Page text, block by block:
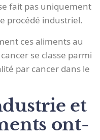
fait pas uniquement
procédé industriel.
ces aliments au
se classe parmi
par cancer dans le
et
ont-